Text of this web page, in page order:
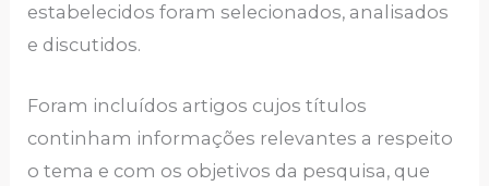
estabelecidos foram selecionados, analisados
e discutidos.
Foram incluídos artigos cujos títulos
continham informações relevantes a respeito
o tema e com os objetivos da pesquisa, que